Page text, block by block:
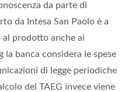
da parte di
da Intesa San Paolo è a
al prodotto anche ai
la banca considera le spese
di legge periodiche
del TAEG invece viene